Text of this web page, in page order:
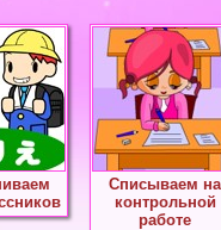
Списываем на
контрольной
работе